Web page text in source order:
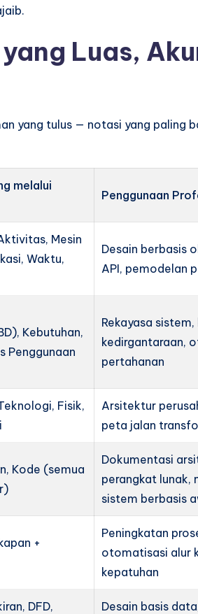
Luas,
yang tulus — notasi yang paling
melalui
Penggunaan
Mesin
Waktu,
Desain berbasis
API, pemodelan
Kebutuhan,
Penggunaan
Rekayasa
kedirgantaraan,
pertahanan
Fisik,
Arsitektur
peta jalan
Kode (semua
Dokumentasi
perangkat lunak,
sistem berbasis
+
Peningkatan
otomatisasi alur
kepatuhan
DFD,
Desain basis